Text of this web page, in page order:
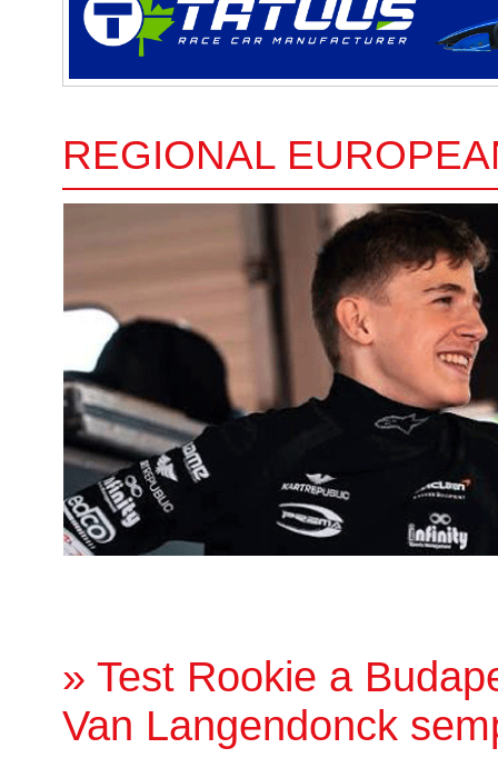
REGIONAL
» Test Rookie a
Van Langendonck